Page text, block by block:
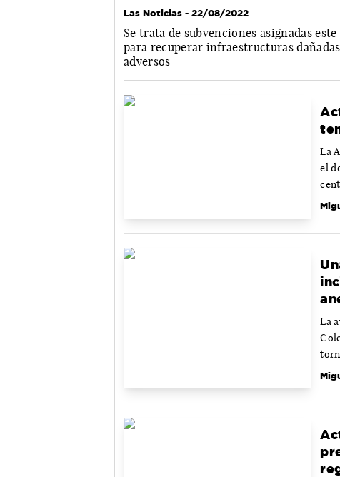
Las Noticias - 22/08/2022
Se trata de subvenciones asignadas
para recuperar infraestructuras
adversos
La
el
La